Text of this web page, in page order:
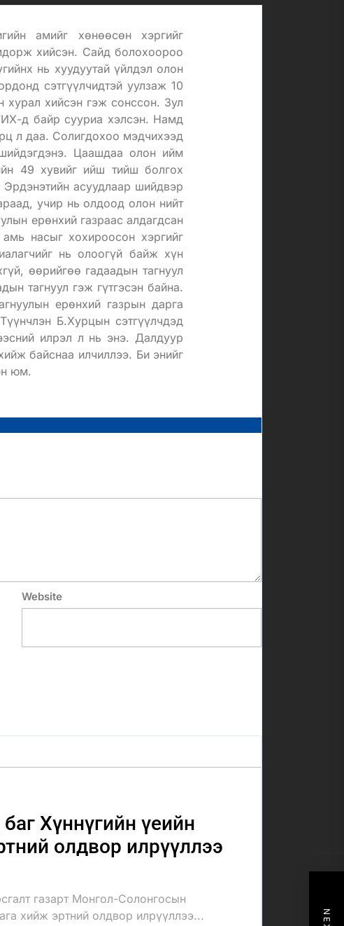
амийг хөнөөсөн хэргийг
хийсэн. Сайд болохоороо
нь хуудуутай үйлдэл олон
сэтгүүлчидтэй уулзаж 10
хийсэн гэж сонссон. Зул
д байр сууриа хэлсэн. Намд
л даа. Солигдохоо мэдчихээд
Цаашдаа олон ийм
49 хувийг ийш тийш болгох
асуудлаар шийдвэр
учир нь олдоод олон нийт
ерөнхий газраас алдагдсан
насыг хохироосон хэргийг
нь олоогүй байж хүн
өөрийгөө гадаадын тагнуул
тагнуул гэж гүтгэсэн байна.
ерөнхий газрын дарга
Б.Хурцын сэтгүүлчдэд
илрэл л нь энэ. Далдуур
байснаа илчиллээ. Би энийг
юм.
Website
Хүннүгийн үеийн
олдвор илрүүллээ
газарт Монгол-Солонгосын
хийж эртний олдвор илрүүллээ...